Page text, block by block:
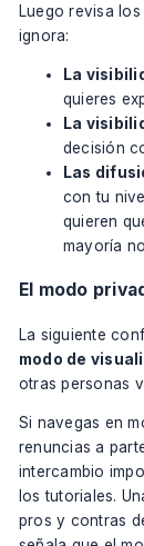
Luego revisa
ignora:
La
quieres
La
decisión
Las
con tu
quieren
mayoría
El modo
La siguiente
modo de
otras personas
Si navegas en
renuncias a
intercambio
los tutoriales.
pros y contras